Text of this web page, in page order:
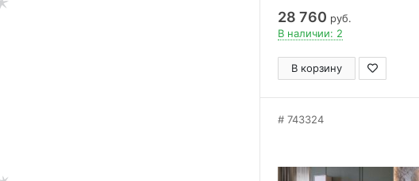
28 760 руб.
В наличии: 2
В корзину
743324